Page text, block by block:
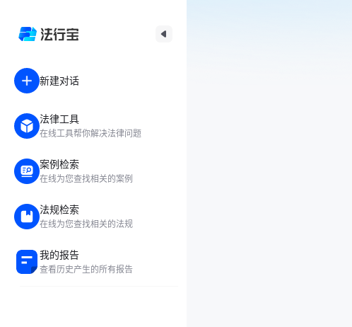
新建对话
法律工具
在线工具帮你解决法律问题
案例检索
在线为您查找相关的案例
法规检索
在线为您查找相关的法规
我的报告
查看历史产生的所有报告